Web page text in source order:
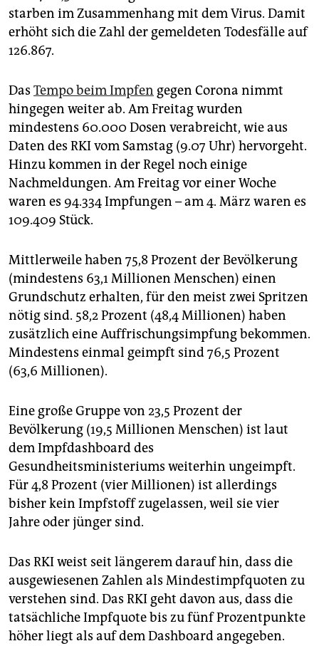
starben im Zusammenhang mit dem Virus. Damit
erhöht sich die Zahl der gemeldeten Todesfälle auf
126.867.
Das Tempo beim Impfen gegen Corona nimmt
hingegen weiter ab. Am Freitag wurden
mindestens 60.000 Dosen verabreicht, wie aus
Daten des RKI vom Samstag (9.07 Uhr) hervorgeht.
Hinzu kommen in der Regel noch einige
Nachmeldungen. Am Freitag vor einer Woche
waren es 94.334 Impfungen – am 4. März waren es
109.409 Stück.
Mittlerweile haben 75,8 Prozent der Bevölkerung
(mindestens 63,1 Millionen Menschen) einen
Grundschutz erhalten, für den meist zwei Spritzen
nötig sind. 58,2 Prozent (48,4 Millionen) haben
zusätzlich eine Auffrischungsimpfung bekommen.
Mindestens einmal geimpft sind 76,5 Prozent
(63,6 Millionen).
Eine große Gruppe von 23,5 Prozent der
Bevölkerung (19,5 Millionen Menschen) ist laut
dem Impfdashboard des
Gesundheitsministeriums weiterhin ungeimpft.
Für 4,8 Prozent (vier Millionen) ist allerdings
bisher kein Impfstoff zugelassen, weil sie vier
Jahre oder jünger sind.
Das RKI weist seit längerem darauf hin, dass die
ausgewiesenen Zahlen als Mindestimpfquoten zu
verstehen sind. Das RKI geht davon aus, dass die
tatsächliche Impfquote bis zu fünf Prozentpunkte
höher liegt als auf dem Dashboard angegeben.